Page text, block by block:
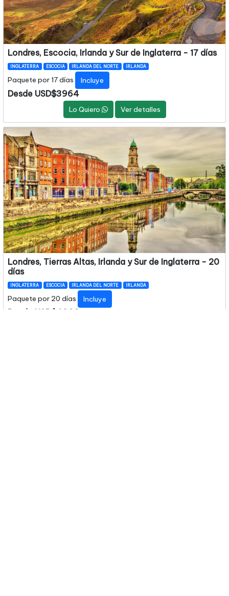
Londres, Escocia, Irlanda y Sur de Inglaterra - 17 días
INGLATERRA ESCOCIA IRLANDA DEL NORTE IRLANDA
Paquete por 17 días Incluye
Desde USD$3964
Lo Quiero Ver detalles
Londres, Tierras Altas, Irlanda y Sur de Inglaterra - 20
días
INGLATERRA ESCOCIA IRLANDA DEL NORTE IRLANDA
Paquete por 20 días Incluye
Desde USD$4866